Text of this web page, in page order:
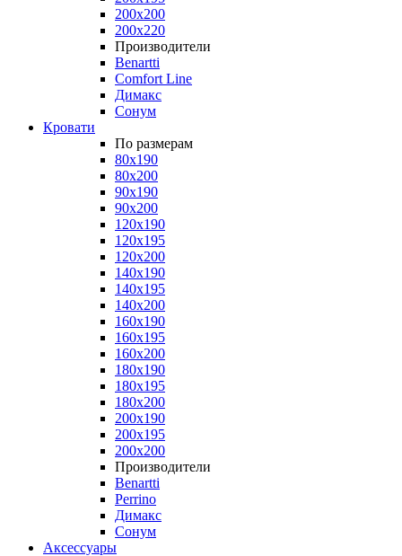
200x200
200x220
Производители
Benartti
Comfort Line
Димакс
Сонум
Кровати
По размерам
80x190
80x200
90x190
90x200
120x190
120x195
120x200
140x190
140x195
140x200
160x190
160x195
160x200
180x190
180x195
180x200
200x190
200x195
200x200
Производители
Benartti
Perrino
Димакс
Сонум
Аксессуары